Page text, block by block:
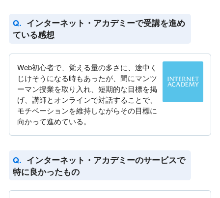
インターネット・アカデミーで受講を進め
ている感想
Web初心者で、覚える量の多さに、途中く
じけそうになる時もあったが、間にマンツ
ーマン授業を取り入れ、短期的な目標を掲
げ、講師とオンラインで対話することで、
モチベーションを維持しながらその目標に
向かって進めている。
インターネット・アカデミーのサービスで
特に良かったもの